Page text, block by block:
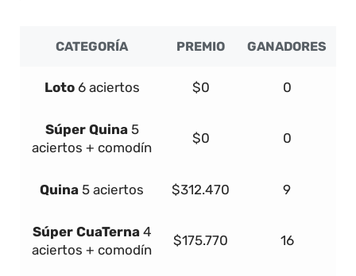
CATEGORÍA PREMIO GANADORES
Loto 6 aciertos $0 0
Súper Quina 5
aciertos + comodín
$0 0
Quina 5 aciertos $312.470 9
Súper CuaTerna 4
aciertos + comodín
$175.770 16